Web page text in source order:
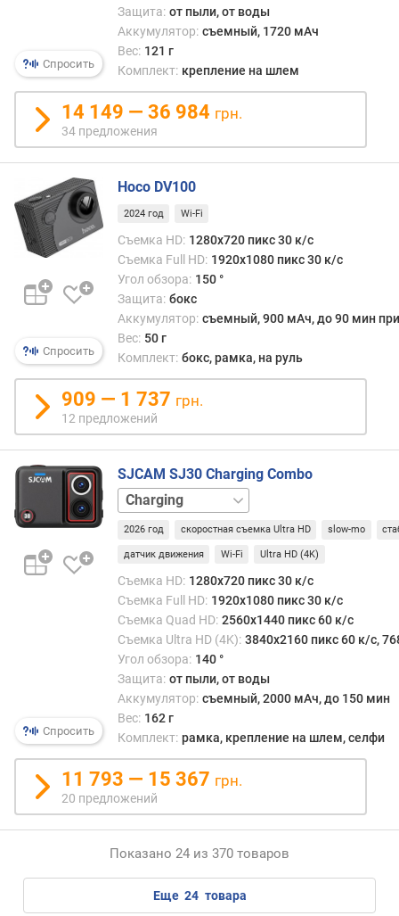
в
с
т
р
о
е
н
н
а
я
п
а
м
ь
а
с
.
о
ъ
м
к
я
т
и
(
Г
Б
е
Спросить
Защита: от пыли, от воды
Аккумулятор: съемный, 1720 мАч
Вес: 121 г
Комплект: крепление на шлем
14 149 — 36 984 грн.
34 предложения
Спросить
Hoco DV100
2024 год Wi-Fi
Съемка HD: 1280x720 пикс 30 к/с
Съемка Full HD: 1920x1080 пикс 30 к/с
Угол обзора: 150 °
Защита: бокс
Аккумулятор: съемный, 900 мАч, до 90 мин
Вес: 50 г
Комплект: бокс, рамка, на руль
909 — 1 737 грн.
12 предложений
Спросить
SJCAM SJ30 Charging Combo
базовый
набор
2026 год скоростная съемка Ultra HD slow-mo
датчик движения Wi-Fi Ultra HD (4K)
Съемка HD: 1280x720 пикс 30 к/с
Съемка Full HD: 1920x1080 пикс 30 к/с
Съемка Quad HD: 2560x1440 пикс 60 к/с
Съемка Ultra HD (4K): 3840x2160 пикс 60 к/с,
Угол обзора: 140 °
Защита: от пыли, от воды
Аккумулятор: съемный, 2000 мАч, до 150 мин
Вес: 162 г
Комплект: рамка, крепление на шлем, селфи
11 793 — 15 367 грн.
20 предложений
Показано 24 из 370 товаров
еще 24 товара